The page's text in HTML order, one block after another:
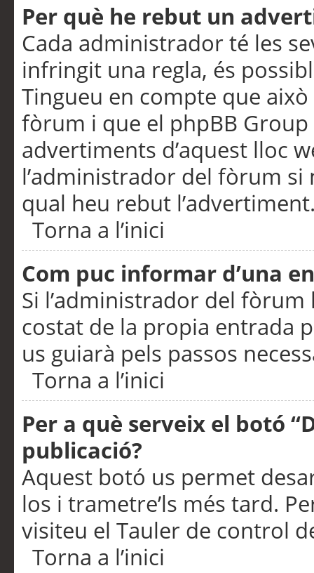
Per què he rebut un
Cada administrador té les
infringit una regla, és
Tingueu en compte que
fòrum i que el phpBB
advertiments d’aquest lloc
l’administrador del fòrum
qual heu rebut
Torna a l’inici
Com puc informar d’una
Si l’administrador del
costat de la propia entrada
us guiarà pels passos
Torna a l’inici
Per a què serveix el botó
publicació?
Aquest botó us permet
los i trametre’ls més tard.
visiteu el Tauler de control
Torna a l’inici